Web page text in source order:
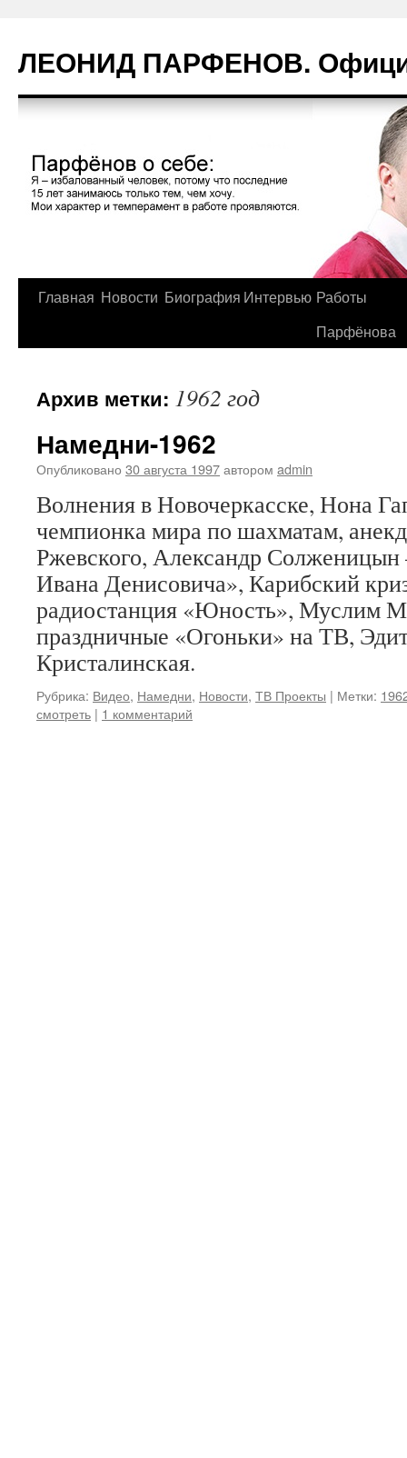
содержимому
ЛЕОНИД ПАРФЕНОВ.
Главная Новости Биография Интервью Работы
Парфёнова
Архив метки: 1962 год
Намедни-1962
Опубликовано 30 августа 1997автором admin
Волнения в Новочеркасске, Нона
чемпионка мира по шахматам,
Ржевского, Александр
Ивана Денисовича», Карибский
радиостанция «Юность», Муслим
праздничные «Огоньки» на ТВ,
Кристалинская.
Рубрика: Видео, Намедни, Новости, ТВ Проекты | Метки:
смотреть | 1 комментарий